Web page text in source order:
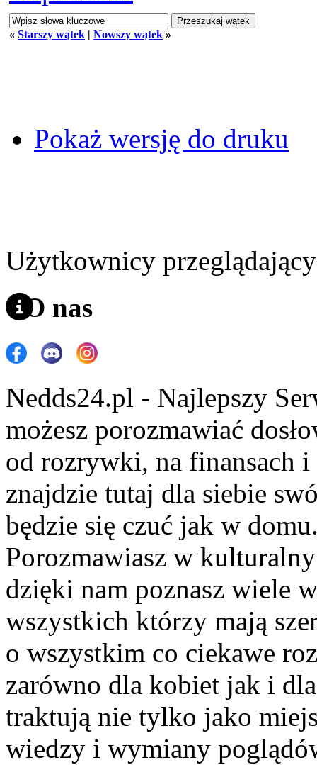
« Starszy wątek | Nowszy wątek »
Pokaż wersję do druku
Użytkownicy
O nas
Nedds24.pl - Najlepszy
możesz porozmawiać
od rozrywki, na finansach
znajdzie tutaj dla siebie
będzie się czuć jak w
Porozmawiasz w
dzięki nam poznasz wiele
wszystkich którzy mają
o wszystkim co ciekawe
zarówno dla kobiet jak i
traktują nie tylko jako
wiedzy i wymiany